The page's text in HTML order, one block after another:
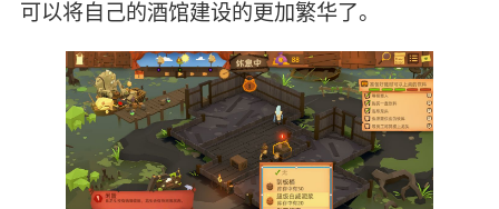
可以将自己的酒馆建设的更加繁华了。